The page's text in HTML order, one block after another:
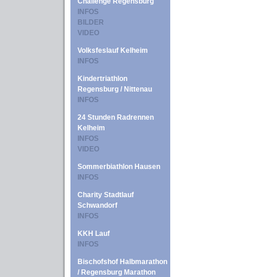
INFOS
BILDER
VIDEO
Volksfeslauf Kelheim
INFOS
Kindertriathlon
Regensburg / Nittenau
INFOS
24 Stunden Radrennen
Kelheim
INFOS
VIDEO
Sommerbiathlon Hausen
INFOS
Charity Stadtlauf
Schwandorf
INFOS
KKH Lauf
INFOS
Bischofshof Halbmarathon
/ Regensburg Marathon